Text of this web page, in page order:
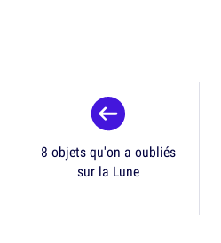
8 objets qu'on a oubliés
sur la Lune